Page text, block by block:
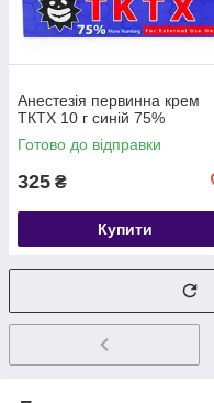
Анестезія первинна крем
ТКТХ 10 г синій 75%
Готово до відправки
325 ₴
Купити